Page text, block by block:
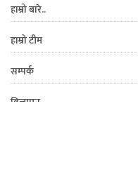
हाम्रो बारे..
हाम्रो टीम
सम्पर्क
विज्ञापन